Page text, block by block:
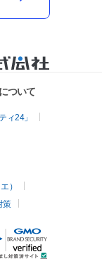
ついて
ィ24」
）
策